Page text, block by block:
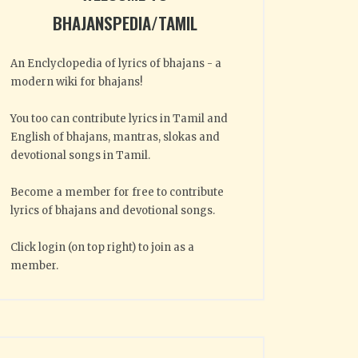
BHAJANSPEDIA/TAMIL
An Enclyclopedia of lyrics of bhajans - a
modern wiki for bhajans!
You too can contribute lyrics in Tamil and
English of bhajans, mantras, slokas and
devotional songs in Tamil.
Become a member for free to contribute
lyrics of bhajans and devotional songs.
Click login (on top right) to join as a
member.